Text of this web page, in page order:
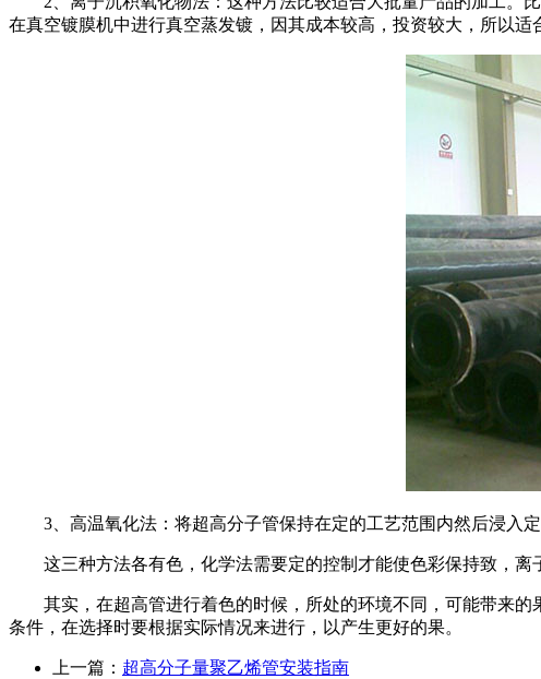
在真空镀膜机中进行真空蒸发镀，因其成本较高，投资较大，所以适
3 、高温氧化法：将超高分子管保持在定的工艺范围内然后浸入
这三种方法各有色，化学法需要定的控制才能使色彩保持致，离
其实，在超高管进行着色的时候，所处的环境不同，可能带来的
条件，在选择时要根据实际情况来进行，以产生更好的果。
上一篇： 超高分子量聚乙烯管安装指南